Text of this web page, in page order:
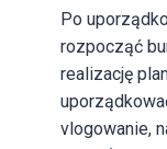
Po
rozpocząć
realizację
vlogowanie,